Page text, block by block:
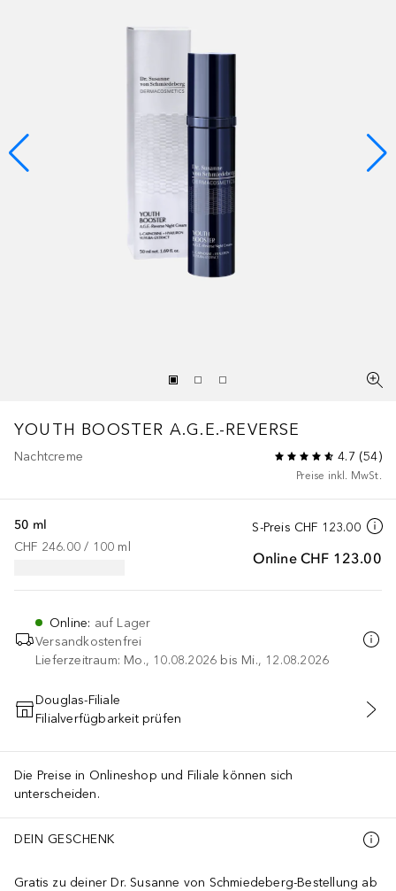
YOUTH BOOSTER A.G.E.-REVERSE
Nachtcreme 4.7 (54)
Preise inkl. MwSt.
S-Preis CHF 123.00
Online CHF 123.00
50 ml
CHF 246.00 / 100 ml
Online: auf Lager
Versandkostenfrei
Lieferzeitraum: Mo., 10.08.2026 bis Mi., 12.08.2026
IN DEN WARENKORB
Douglas-Filiale
Filialverfügbarkeit prüfen
Die Preise in Onlineshop und Filiale können sich
unterscheiden.
DEIN GESCHENK
Gratis zu deiner Dr. Susanne von Schmiedeberg-Bestellung ab